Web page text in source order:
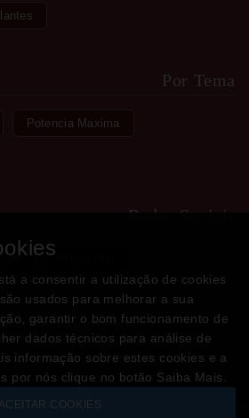
Por Tema
Potencia Maxima
Redes Sociais
de Pagamento
a consentir a utilização de cookies
usados para melhorar a sua
garantir o bom funcionamento de
dados técnicos para análise de
informação sobre estes cookies e a
por nós clique no botão Saiba Mais.
ACEITAR COOKIES